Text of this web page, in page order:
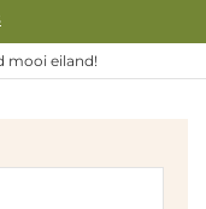
mooi eiland!